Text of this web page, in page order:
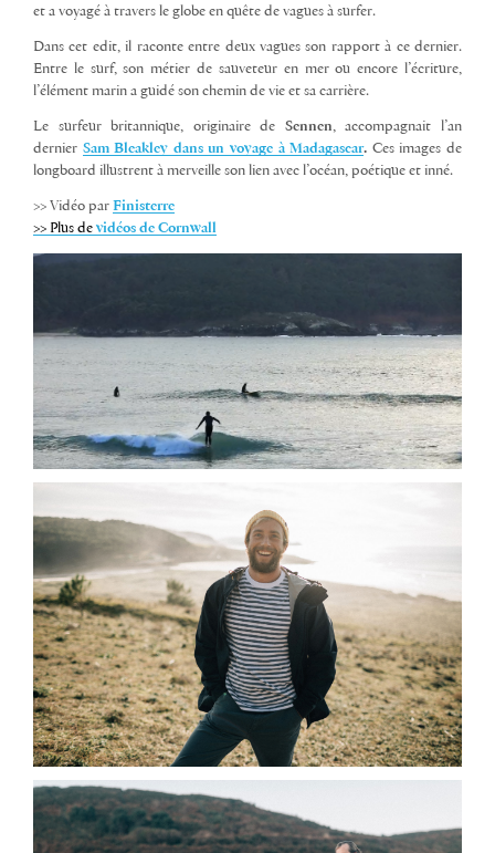
et a voyagé à travers le globe en quête de vagues à surfer.
Dans cet edit, il raconte entre deux vagues son rapport à ce dernier.
Entre le surf, son métier de sauveteur en mer ou encore l’écriture,
l’élément marin a guidé son chemin de vie et sa carrière.
Le surfeur britannique, originaire de Sennen, accompagnait l’an
dernier Sam Bleakley dans un voyage à Madagascar. Ces images de
longboard illustrent à merveille son lien avec l’océan, poétique et inné.
>> Vidéo par Finisterre
>> Plus de vidéos de Cornwall